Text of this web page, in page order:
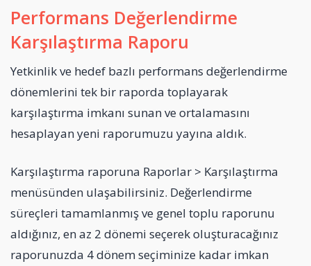
Performans Değerlendirme
Karşılaştırma Raporu
Yetkinlik ve hedef bazlı performans değerlendirme
dönemlerini tek bir raporda toplayarak
karşılaştırma imkanı sunan ve ortalamasını
hesaplayan yeni raporumuzu yayına aldık.
Karşılaştırma raporuna Raporlar > Karşılaştırma
menüsünden ulaşabilirsiniz. Değerlendirme
süreçleri tamamlanmış ve genel toplu raporunu
aldığınız, en az 2 dönemi seçerek oluşturacağınız
raporunuzda 4 dönem seçiminize kadar imkan